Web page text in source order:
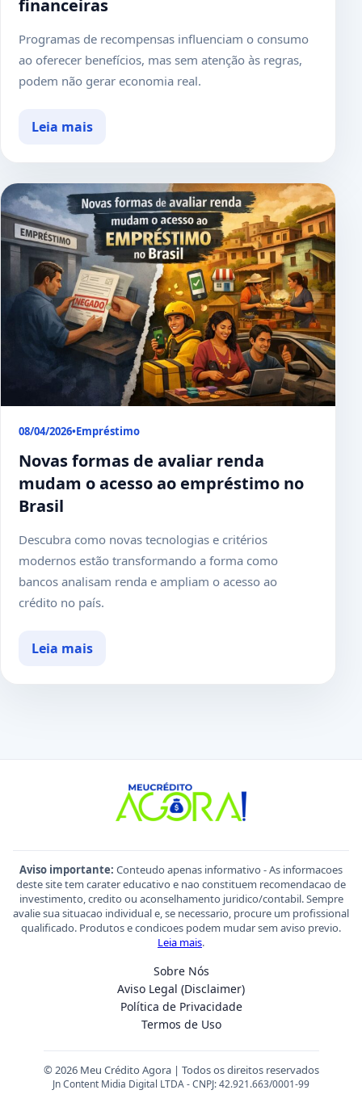
financeiras
Programas de recompensas influenciam o consumo
ao oferecer benefícios, mas sem atenção às regras,
podem não gerar economia real.
Leia mais
08/04/2026•Empréstimo
Novas formas de avaliar renda
mudam o acesso ao empréstimo no
Brasil
Descubra como novas tecnologias e critérios
modernos estão transformando a forma como
bancos analisam renda e ampliam o acesso ao
crédito no país.
Leia mais
Aviso importante: Conteudo apenas informativo - As informacoes
deste site tem carater educativo e nao constituem recomendacao de
investimento, credito ou aconselhamento juridico/contabil. Sempre
avalie sua situacao individual e, se necessario, procure um profissional
qualificado. Produtos e condicoes podem mudar sem aviso previo.
Leia mais.
Sobre Nós
Aviso Legal (Disclaimer)
Política de Privacidade
Termos de Uso
© 2026 Meu Crédito Agora | Todos os direitos reservados
Jn Content Midia Digital LTDA - CNPJ: 42.921.663/0001-99